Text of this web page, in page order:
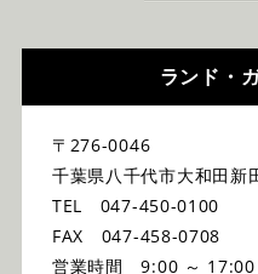
ランド・
〒276-0046
千葉県八千代市大和田新
TEL 047-450-0100
FAX 047-458-0708
営業時間 9:00 ～ 17:00